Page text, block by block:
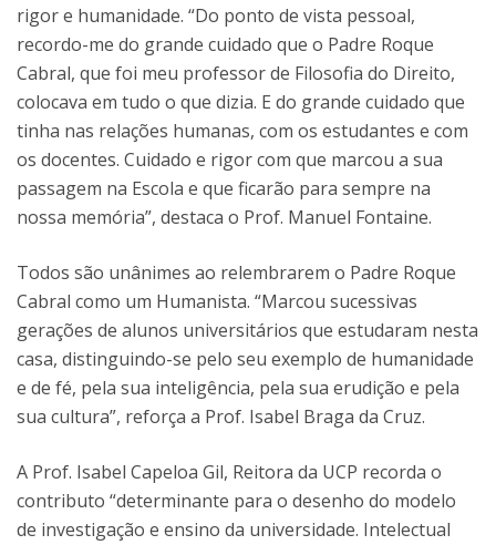
rigor e humanidade. “Do ponto de vista pessoal,
recordo-me do grande cuidado que o Padre Roque
Cabral, que foi meu professor de Filosofia do Direito,
colocava em tudo o que dizia. E do grande cuidado que
tinha nas relações humanas, com os estudantes e com
os docentes. Cuidado e rigor com que marcou a sua
passagem na Escola e que ficarão para sempre na
nossa memória”, destaca o Prof. Manuel Fontaine.
Todos são unânimes ao relembrarem o Padre Roque
Cabral como um Humanista. “Marcou sucessivas
gerações de alunos universitários que estudaram nesta
casa, distinguindo-se pelo seu exemplo de humanidade
e de fé, pela sua inteligência, pela sua erudição e pela
sua cultura”, reforça a Prof. Isabel Braga da Cruz.
A Prof. Isabel Capeloa Gil, Reitora da UCP recorda o
contributo “determinante para o desenho do modelo
de investigação e ensino da universidade. Intelectual